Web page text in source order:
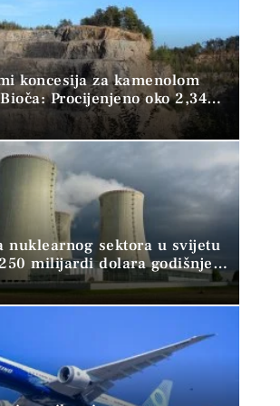
koncesija za kamenolom
Procijenjeno oko 2,34
kamena
nuklearnog sektora u svijetu
milijardi dolara godišnje,
pomoć banaka